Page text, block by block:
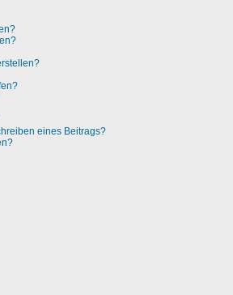
eines Beitrags?